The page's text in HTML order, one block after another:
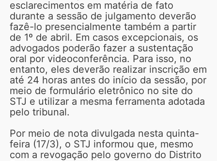
esclarecimentos em matéria de fato
durante a sessão de julgamento deverão
fazê-lo presencialmente também a partir
de 1º de abril. Em casos excepcionais, os
advogados poderão fazer a sustentação
oral por videoconferência. Para isso, no
entanto, eles deverão realizar inscrição em
até 24 horas antes do início da sessão, por
meio de formulário eletrônico no site do
STJ e utilizar a mesma ferramenta adotada
pelo tribunal.
Por meio de nota divulgada nesta quinta-
feira (17/3), o STJ informou que, mesmo
com a revogação pelo governo do Distrito